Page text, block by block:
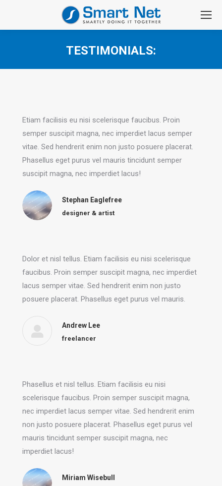
TESTIMONIALS:
Etiam facilisis eu nisi scelerisque faucibus. Proin
semper suscipit magna, nec imperdiet lacus semper
vitae. Sed hendrerit enim non justo posuere placerat.
Phasellus eget purus vel mauris tincidunt semper
suscipit magna, nec imperdiet lacus!
Stephan Eaglefree
designer & artist
Dolor et nisl tellus. Etiam facilisis eu nisi scelerisque
faucibus. Proin semper suscipit magna, nec imperdiet
lacus semper vitae. Sed hendrerit enim non justo
posuere placerat. Phasellus eget purus vel mauris.
Andrew Lee
freelancer
Phasellus et nisl tellus. Etiam facilisis eu nisi
scelerisque faucibus. Proin semper suscipit magna,
nec imperdiet lacus semper vitae. Sed hendrerit enim
non justo posuere placerat. Phasellus eget purus vel
mauris tincidunt semper suscipit magna, nec
imperdiet lacus!
Miriam Wisebull